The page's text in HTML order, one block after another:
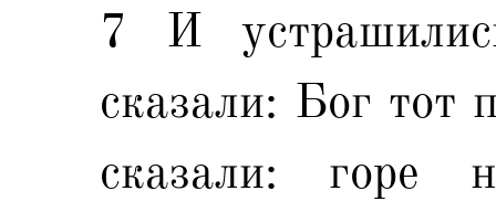
7 И
сказали: Бог
сказали: горе